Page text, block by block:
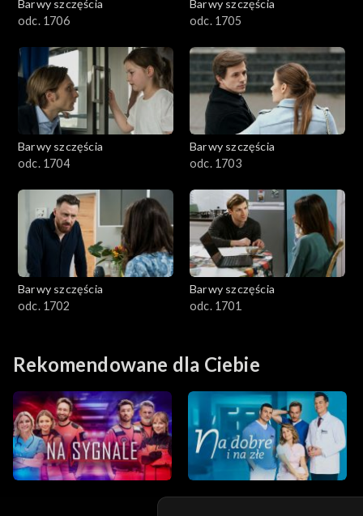
Barwy szczęścia
odc. 1706
Barwy szczęścia
odc. 1705
Barwy szczęścia
odc. 1704
Barwy szczęścia
odc. 1703
Barwy szczęścia
odc. 1702
Barwy szczęścia
odc. 1701
Rekomendowane dla Ciebie